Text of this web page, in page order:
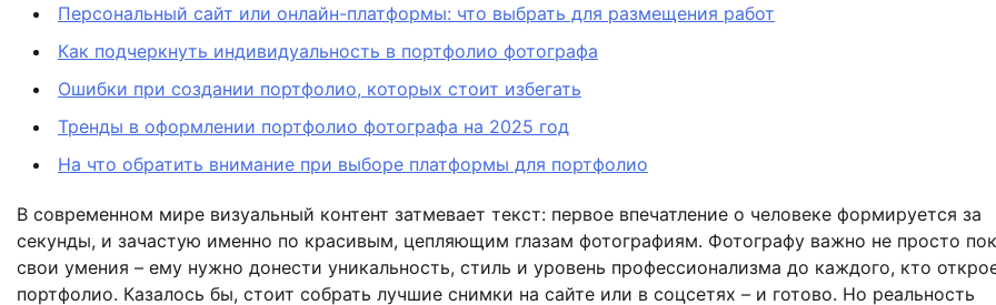
Персональный сайт или онлайн-платформы: что выбрать для размещения работ
Как подчеркнуть индивидуальность в портфолио фотографа
Ошибки при создании портфолио, которых стоит избегать
Тренды в оформлении портфолио фотографа на 2025 год
На что обратить внимание при выборе платформы для портфолио
В современном мире визуальный контент затмевает текст: первое впечатление о человеке формируется за
секунды, и зачастую именно по красивым, цепляющим глазам фотографиям. Фотографу важно не просто
свои умения – ему нужно донести уникальность, стиль и уровень профессионализма до каждого, кто
портфолио. Казалось бы, стоит собрать лучшие снимки на сайте или в соцсетях – и готово. Но реальность